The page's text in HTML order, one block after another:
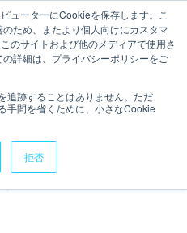
ューターにCookieを保存します。こ
ため、またより個人向けにカスタマ
のサイトおよび他のメディアで使用さ
詳細は、プライバシーポリシーをご
追跡することはありません。ただ
手間を省くために、小さなCookie
拒否
お問い合わせ
】デー
Qlik Sense
自動でアップ